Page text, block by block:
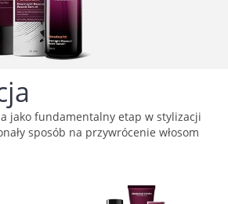
jako fundamentalny etap w stylizacji
sposób na przywrócenie włosom